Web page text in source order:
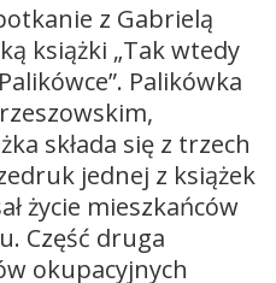
z Gabrielą
książki „Tak wtedy
Palikówka
składa się z trzech
jednej z książek
życie mieszkańców
Część druga
okupacyjnych